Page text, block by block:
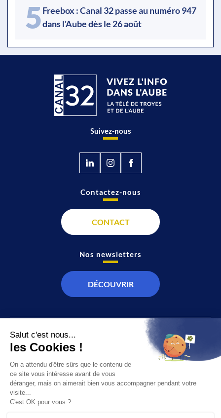
5Freebox : Canal 32 passe au numéro 947
dans l'Aube dès le 26 août
Suivez-nous
JT
ÉCONOMIE
CULTURE & LOISIRS
À propos de nous
Recevoir la chaîne
Contactez-nous
CONTACT
Nos newsletters
DÉCOUVRIR